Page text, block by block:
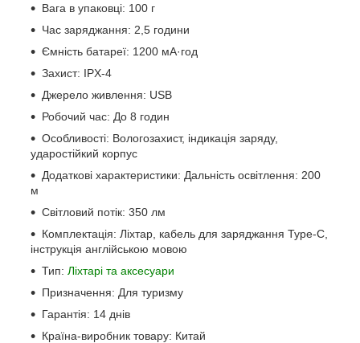
Вага в упаковці: 100 г
Час заряджання: 2,5 години
Ємність батареї: 1200 мА·год
Захист: IPX-4
Джерело живлення: USB
Робочий час: До 8 годин
Особливості: Вологозахист, індикація заряду,
ударостійкий корпус
Додаткові характеристики: Дальність освітлення: 200
м
Світловий потік: 350 лм
Комплектація: Ліхтар, кабель для заряджання Type-C,
інструкція англійською мовою
Тип: Ліхтарі та аксесуари
Призначення: Для туризму
Гарантія: 14 днів
Країна-виробник товару: Китай